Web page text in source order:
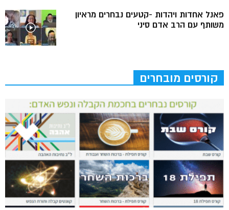
פאנל אחדות ויהדות -קטעים נבחרים מראיון
משותף עם הרב אדם סיני
קורסים מובחרים